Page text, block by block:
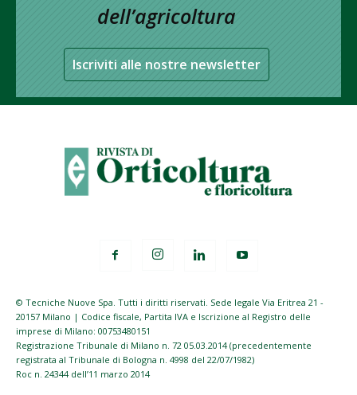
dell’agricoltura
Iscriviti alle nostre newsletter
© Tecniche Nuove Spa. Tutti i diritti riservati. Sede legale Via Eritrea 21 -
20157 Milano | Codice fiscale, Partita IVA e Iscrizione al Registro delle
imprese di Milano: 00753480151
Registrazione Tribunale di Milano n. 72 05.03.2014 (precedentemente
registrata al Tribunale di Bologna n. 4998 del 22/07/1982)
Roc n. 24344 dell’11 marzo 2014